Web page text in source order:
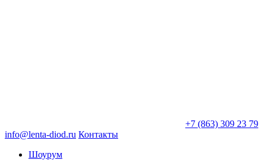
+7 (863) 309 23 79
info@lenta-diod.ru Контакты
Шоурум